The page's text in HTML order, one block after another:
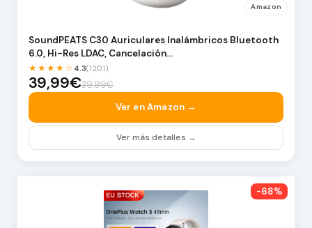
Amazon
SoundPEATS C30 Auriculares Inalámbricos Bluetooth
6.0, Hi-Res LDAC, Cancelación…
★★★★☆ 4.3(1201)
39,99€39,99€
Ver en Amazon →
Ver más detalles →
-68%